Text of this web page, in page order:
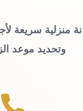
منزلية سريعة
وتحديد موعد